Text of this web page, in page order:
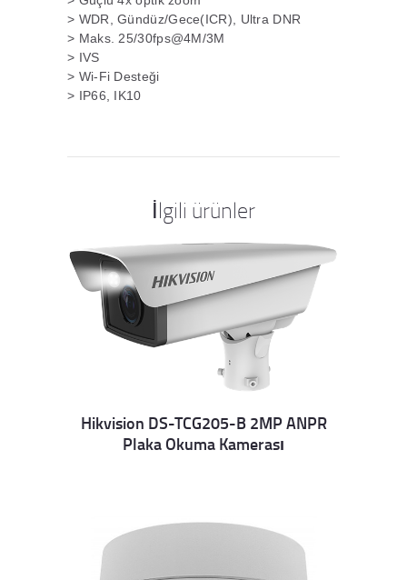
> WDR, Gündüz/Gece(ICR), Ultra DNR
> Maks. 25/30fps@4M/3M
> IVS
> Wi-Fi Desteği
> IP66, IK10
İlgili ürünler
Details
Hikvision DS-TCG205-B 2MP ANPR
Plaka Okuma Kamerası